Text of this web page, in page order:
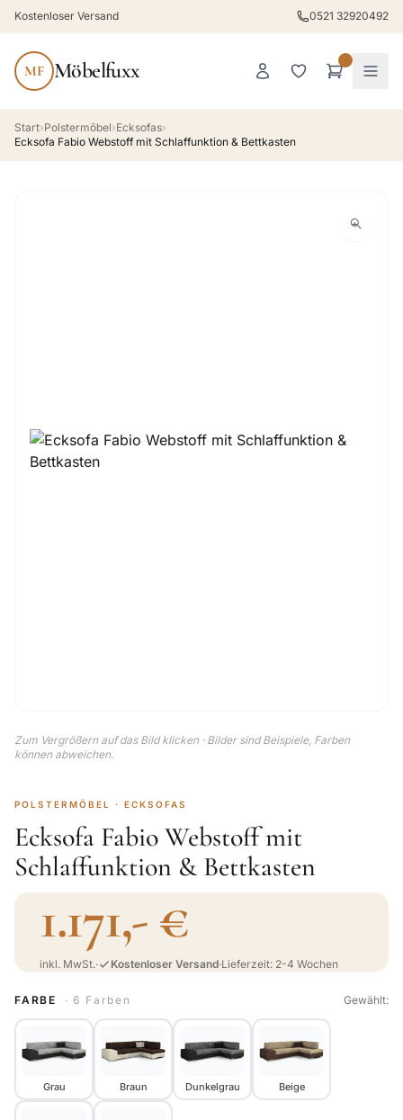
Kostenloser Versand 0521 32920492
MF Möbelfuxx
Start›Polstermöbel›Ecksofas›
Ecksofa Fabio Webstoff mit Schlaffunktion & Bettkasten
Zum Vergrößern auf das Bild klicken · Bilder sind Beispiele, Farben
können abweichen.
POLSTERMÖBEL · ECKSOFAS
Ecksofa Fabio Webstoff mit
Schlaffunktion & Bettkasten
1.171,- €
inkl. MwSt.· Kostenloser Versand·Lieferzeit: 2-4 Wochen
FARBE · 6 Farben Gewählt:
Grau Braun Dunkelgrau Beige